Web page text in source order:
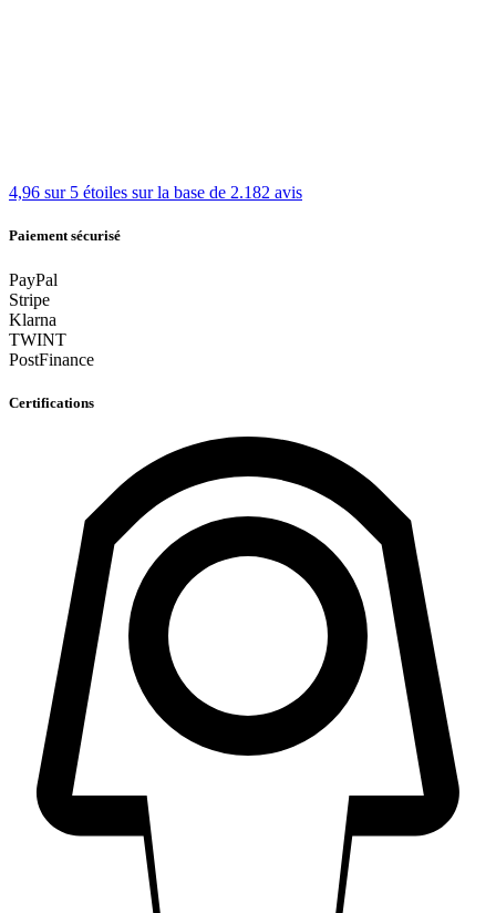
4,96 sur 5 étoiles sur la base de 2.182 avis
Paiement sécurisé
PayPal
Stripe
Klarna
TWINT
PostFinance
Certifications